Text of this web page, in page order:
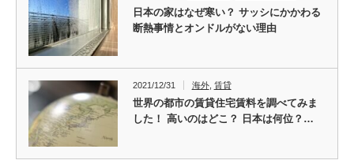
日本の家はなぜ寒い？ サッシにかかわる
断熱事情とオンドルがない理由
2021/12/31 海外, 賃貸
世界の都市の賃貸住宅賃料を調べてみま
した！ 高いのはどこ？ 日本は何位？…